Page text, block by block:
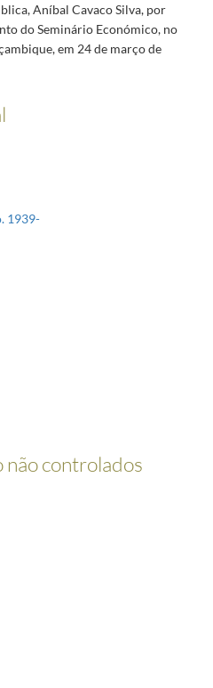
Aníbal Cavaco Silva, por
do Seminário Económico, no
em 24 de março de
1939-
não controlados